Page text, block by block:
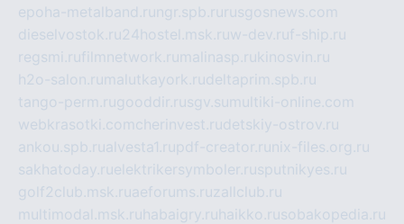
epoha-metalband.ru ngr.spb.ru rusgosnews.com
dieselvostok.ru24hostel.msk.ruw-dev.ruf-ship.ru
regsmi.rufilmnetwork.ru malinasp.rukinosvin.ru
h2o-salon.ru malutkayork.rudeltaprim.spb.ru
tango-perm.rugooddir.rusgv.su multiki-online.com
webkrasotki.comcherinvest.rudetskiy-ostrov.ru
ankou.spb.rualvesta1.rupdf-creator.ru nix-files.org.ru
sakhatoday.ruelektrikersymboler.rusputnikyes.ru
golf2club.msk.ruaeforums.ruzallclub.ru
multimodal.msk.ru habaigry.ru haikko.rusobakopedia.ru